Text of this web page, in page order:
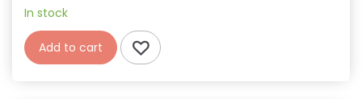
In stock
Add to cart